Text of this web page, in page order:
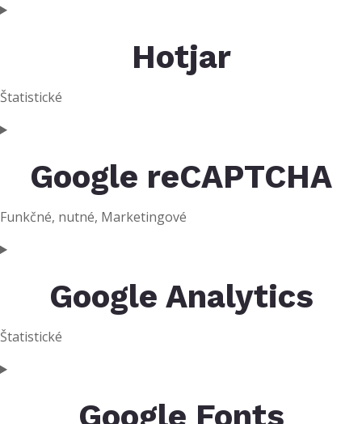
Hotjar
Štatistické
Google reCAPTCHA
Funkčné, nutné, Marketingové
Google Analytics
Štatistické
Google Fonts